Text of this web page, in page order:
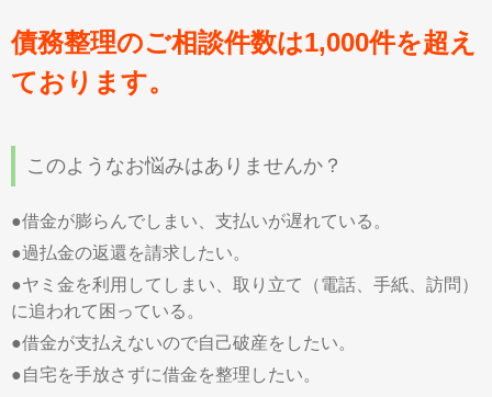
債務整理のご相談件数は1,000件を超え
ております。
このようなお悩みはありませんか？
●借金が膨らんでしまい、支払いが遅れている。
●過払金の返還を請求したい。
●ヤミ金を利用してしまい、取り立て（電話、手紙、訪問）
に追われて困っている。
●借金が支払えないので自己破産をしたい。
●自宅を手放さずに借金を整理したい。